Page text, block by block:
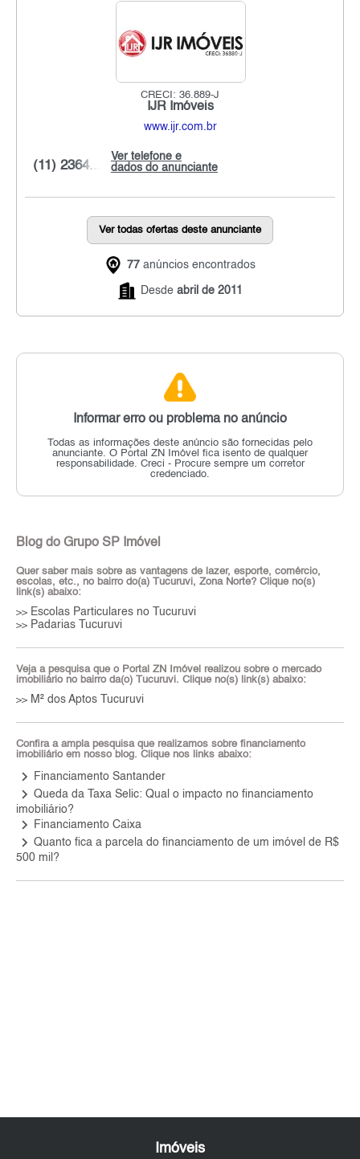
CRECI: 36.889-J
IJR Imóveis
www.ijr.com.br
Ver telefone e
dados do anunciante
(11) 2364...
Ver todas ofertas deste anunciante
77 anúncios encontrados
Desde abril de 2011
Informar erro ou problema no anúncio
Todas as informações deste anúncio são fornecidas pelo
anunciante. O Portal ZN Imóvel fica isento de qualquer
responsabilidade. Creci - Procure sempre um corretor
credenciado.
Blog do Grupo SP Imóvel
Quer saber mais sobre as vantagens de lazer, esporte, comércio,
escolas, etc., no bairro do(a) Tucuruvi, Zona Norte? Clique no(s)
link(s) abaixo:
>> Escolas Particulares no Tucuruvi
>> Padarias Tucuruvi
Veja a pesquisa que o Portal ZN Imóvel realizou sobre o mercado
imobiliário no bairro da(o) Tucuruvi. Clique no(s) link(s) abaixo:
>> M² dos Aptos Tucuruvi
Confira a ampla pesquisa que realizamos sobre financiamento
imobiliário em nosso blog. Clique nos links abaixo:
keyboard_arrow_right Financiamento Santander
keyboard_arrow_right Queda da Taxa Selic: Qual o impacto no financiamento
imobiliário?
keyboard_arrow_right Financiamento Caixa
keyboard_arrow_right Quanto fica a parcela do financiamento de um imóvel de R$
500 mil?
Imóveis